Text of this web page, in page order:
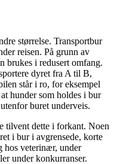
størrelse. Transportbur
reisen. På grunn av
brukes i redusert omfang.
dyret fra A til B,
står i ro, for eksempel
hunder som holdes i bur
buret underveis.
tilvent dette i forkant. Noen
i bur i avgrensede, korte
hos veterinær, under
under konkurranser.